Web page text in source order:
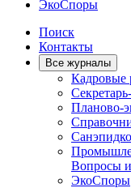
ЭкоСпоры
Поиск
Контакты
Все журналы
Кадровые
Планово-
Вопросы
ЭкоСпоры